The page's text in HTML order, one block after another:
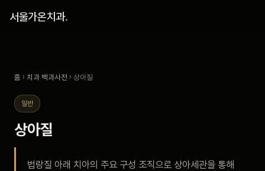
서울가온치과.
진료 안내
홈 › 치과 백과사전 › 상아질
일반
상아질
법랑질 아래 치아의 주요 구성 조직으로 상아세관을 통해